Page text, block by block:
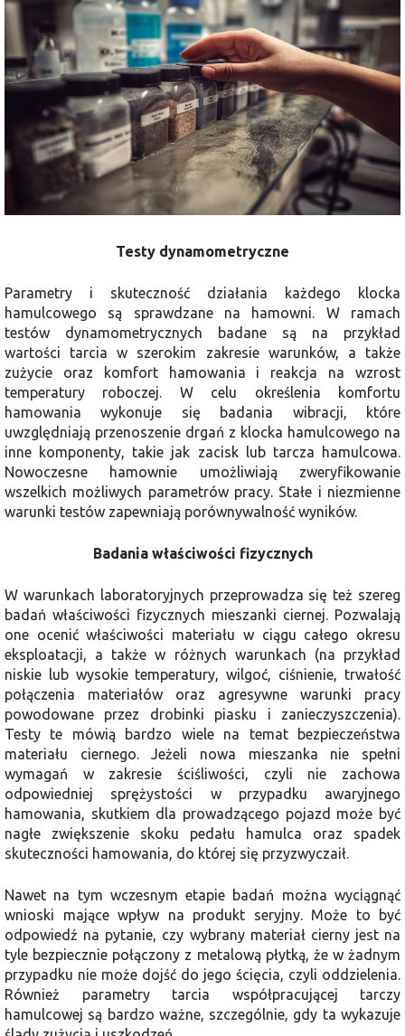
Testy dynamometryczne
Parametry i skuteczność działania każdego klocka
hamulcowego są sprawdzane na hamowni. W ramach
testów dynamometrycznych badane są na przykład
wartości tarcia w szerokim zakresie warunków, a także
zużycie oraz komfort hamowania i reakcja na wzrost
temperatury roboczej. W celu określenia komfortu
hamowania wykonuje się badania wibracji, które
uwzględniają przenoszenie drgań z klocka hamulcowego na
inne komponenty, takie jak zacisk lub tarcza hamulcowa.
Nowoczesne hamownie umożliwiają zweryfikowanie
wszelkich możliwych parametrów pracy. Stałe i niezmienne
warunki testów zapewniają porównywalność wyników.
Badania właściwości fizycznych
W warunkach laboratoryjnych przeprowadza się też szereg
badań właściwości fizycznych mieszanki ciernej. Pozwalają
one ocenić właściwości materiału w ciągu całego okresu
eksploatacji, a także w różnych warunkach (na przykład
niskie lub wysokie temperatury, wilgoć, ciśnienie, trwałość
połączenia materiałów oraz agresywne warunki pracy
powodowane przez drobinki piasku i zanieczyszczenia).
Testy te mówią bardzo wiele na temat bezpieczeństwa
materiału ciernego. Jeżeli nowa mieszanka nie spełni
wymagań w zakresie ściśliwości, czyli nie zachowa
odpowiedniej sprężystości w przypadku awaryjnego
hamowania, skutkiem dla prowadzącego pojazd może być
nagłe zwiększenie skoku pedału hamulca oraz spadek
skuteczności hamowania, do której się przyzwyczaił.
Nawet na tym wczesnym etapie badań można wyciągnąć
wnioski mające wpływ na produkt seryjny. Może to być
odpowiedź na pytanie, czy wybrany materiał cierny jest na
tyle bezpiecznie połączony z metalową płytką, że w żadnym
przypadku nie może dojść do jego ścięcia, czyli oddzielenia.
Również parametry tarcia współpracującej tarczy
hamulcowej są bardzo ważne, szczególnie, gdy ta wykazuje